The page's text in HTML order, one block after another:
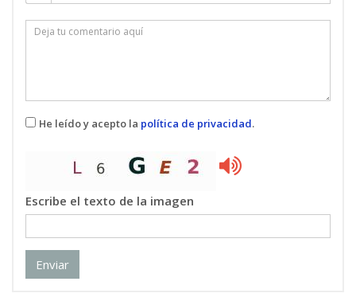
He leído y acepto la política de privacidad.
Escribe el texto de la imagen
Enviar